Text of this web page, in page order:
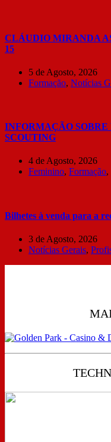
CLÁUDIO MIRANDA
15
5 de Agosto, 2026
Formação, Notícias
INFORMAÇÃO
SCOUTING
4 de Agosto, 2026
Feminino, Formação,
Bilhetes à venda para a
3 de Agosto, 2026
Notícias Gerais,